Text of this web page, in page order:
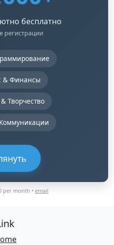
бесплатно
регистрации
& Финансы
Творчество
per month •email